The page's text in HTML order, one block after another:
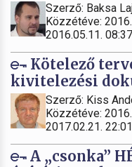
Szerző: Baksa
Közzétéve:
2016.05.11. 08:37
Kötelező
kivitelezési
Szerző: Kiss
Közzétéve:
2017.02.21. 22:01
A „csonka”